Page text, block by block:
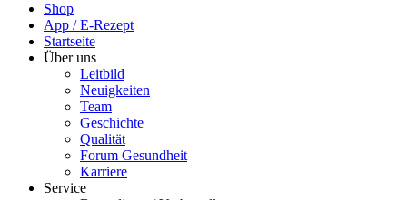
Shop
App / E-Rezept
Startseite
Über uns
Leitbild
Neuigkeiten
Team
Geschichte
Qualität
Forum Gesundheit
Karriere
Service